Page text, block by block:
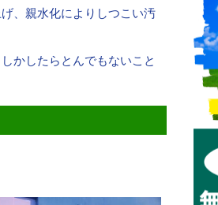
、親水化によりしつこい汚
かしたらとんでもないこと